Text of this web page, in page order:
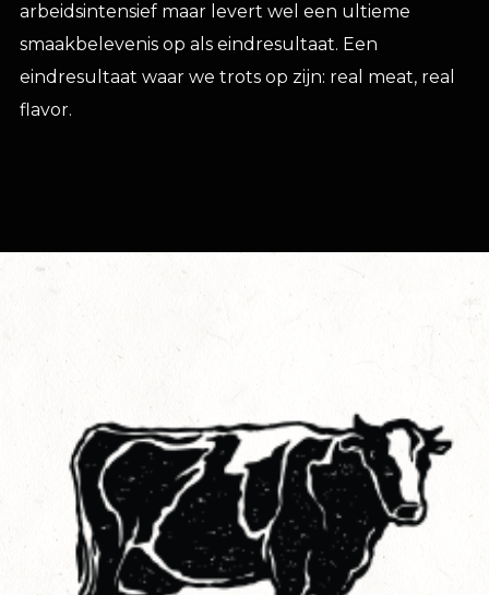
arbeidsintensief maar levert wel een ultieme
smaakbelevenis op als eindresultaat. Een
eindresultaat waar we trots op zijn: real meat, real
flavor.